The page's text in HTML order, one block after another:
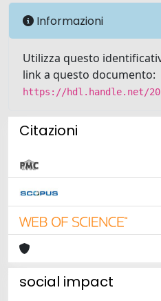
Informazioni
Utilizza questo
link a questo documento:
https://hdl.handle.net/
Citazioni
social impact